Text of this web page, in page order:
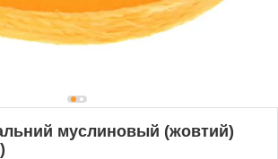
муслиновый (жовтий)